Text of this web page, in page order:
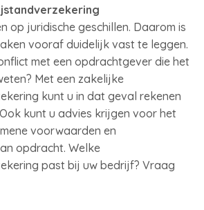
op juridische geschillen. Daarom is
vooraf duidelijk vast te leggen.
met een opdrachtgever die het
Met een zakelijke
kunt u in dat geval rekenen
kunt u advies krijgen voor het
voorwaarden en
opdracht. Welke
past bij uw bedrijf? Vraag